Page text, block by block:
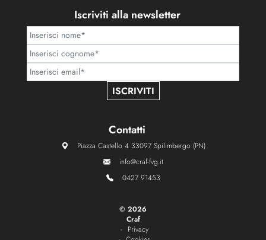
Contatti
Piazza Castello 4 33097 Spilimbergo (PN)
info@craf-fvg.it
0427 91453
© 2026
Craf
Privacy
Iscriviti alla newsletter
ISCRIVITI